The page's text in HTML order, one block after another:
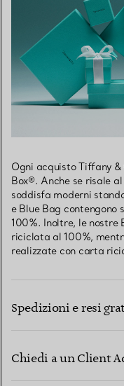
Ogni acquisto Tiffany
Box®. Anche se risale
soddisfa moderni
e Blue Bag
100%. Inoltre, le nostre
riciclata al 100%,
realizzate con carta
Spedizioni e resi
Chiedi a un Client